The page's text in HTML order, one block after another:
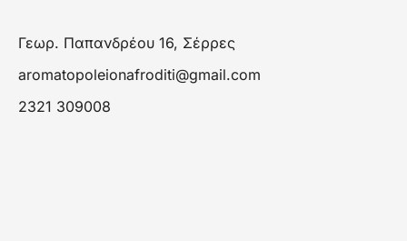
Γεωρ. Παπανδρέου 16, Σέρρες
aromatopoleionafroditi@gmail.com
2321 309008